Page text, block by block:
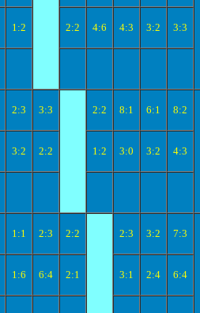
1:2 2:2 4:6 4:3 3:2 3:3
2:3 3:3 2:2 8:1 6:1 8:2
3:2 2:2 1:2 3:0 3:2 4:3
1:1 2:3 2:2 2:3 3:2 7:3
1:6 6:4 2:1 3:1 2:4 6:4